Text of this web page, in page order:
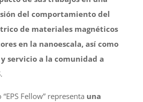
del comportamiento del
de materiales magnéticos
en la nanoescala, así como
servicio a la comunidad a
.
Fellow” representa una